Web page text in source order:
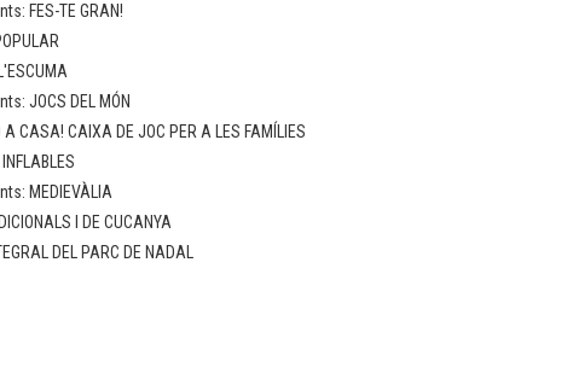
FES-TE GRAN!
JOCS DEL MÓN
A CASA! CAIXA DE JOC PER A LES FAMÍLIES
MEDIEVÀLIA
I DE CUCANYA
DEL PARC DE NADAL